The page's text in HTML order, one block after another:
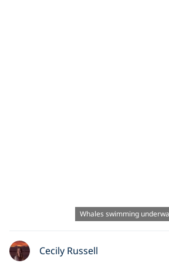
Whales swimming
Cecily Russell